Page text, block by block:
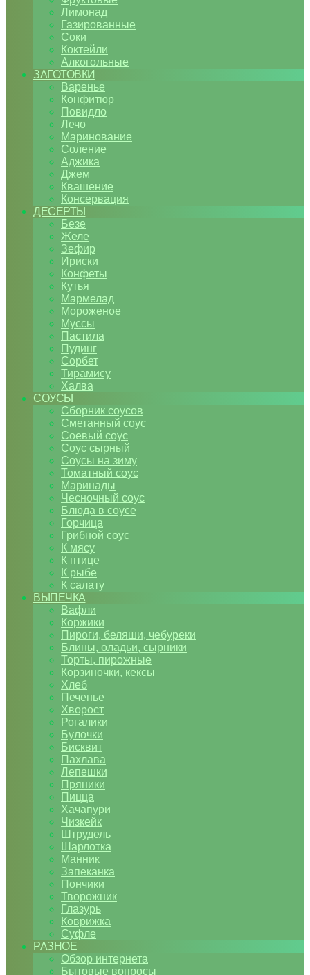
Лимонад
Газированные
Соки
Коктейли
Алкогольные
ЗАГОТОВКИ
Варенье
Конфитюр
Повидло
Лечо
Маринование
Соление
Аджика
Джем
Квашение
Консервация
ДЕСЕРТЫ
Безе
Желе
Зефир
Ириски
Конфеты
Кутья
Мармелад
Мороженое
Муссы
Пастила
Пудинг
Сорбет
Тирамису
Халва
СОУСЫ
Сборник соусов
Сметанный соус
Соевый соус
Соус сырный
Соусы на зиму
Томатный соус
Маринады
Чесночный соус
Блюда в соусе
Горчица
Грибной соус
К мясу
К птице
К рыбе
К салату
ВЫПЕЧКА
Вафли
Коржики
Пироги, беляши, чебуреки
Блины, оладьи, сырники
Торты, пирожные
Корзиночки, кексы
Хлеб
Печенье
Хворост
Рогалики
Булочки
Бисквит
Пахлава
Лепешки
Пряники
Пицца
Хачапури
Чизкейк
Штрудель
Шарлотка
Манник
Запеканка
Пончики
Творожник
Глазурь
Коврижка
Суфле
РАЗНОЕ
Обзор интернета
Бытовые вопросы